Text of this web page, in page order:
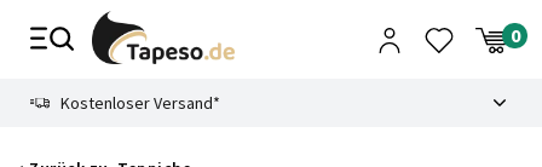
Zusammenbruch
Kostenloser Versand*